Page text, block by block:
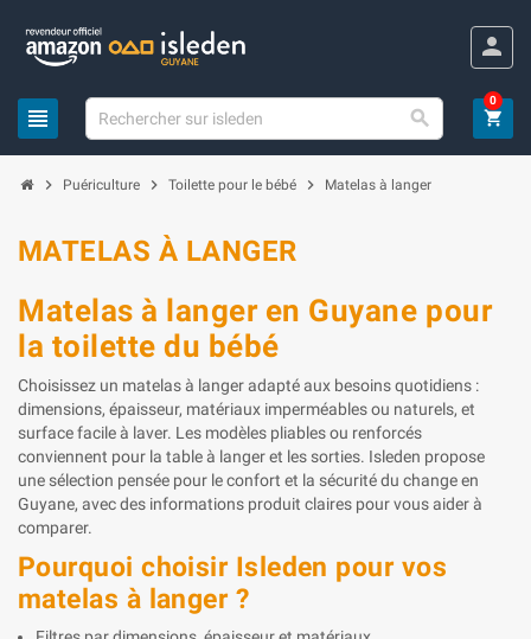
person
view_headline  shopping_cart
0
chevron_right Puériculture chevron_right Toilette pour le bébé chevron_right Matelas à langer
MATELAS À LANGER
Matelas à langer en Guyane pour
la toilette du bébé
Choisissez un matelas à langer adapté aux besoins quotidiens :
dimensions, épaisseur, matériaux imperméables ou naturels, et
surface facile à laver. Les modèles pliables ou renforcés
conviennent pour la table à langer et les sorties. Isleden propose
une sélection pensée pour le confort et la sécurité du change en
Guyane, avec des informations produit claires pour vous aider à
comparer.
Pourquoi choisir Isleden pour vos
matelas à langer ?